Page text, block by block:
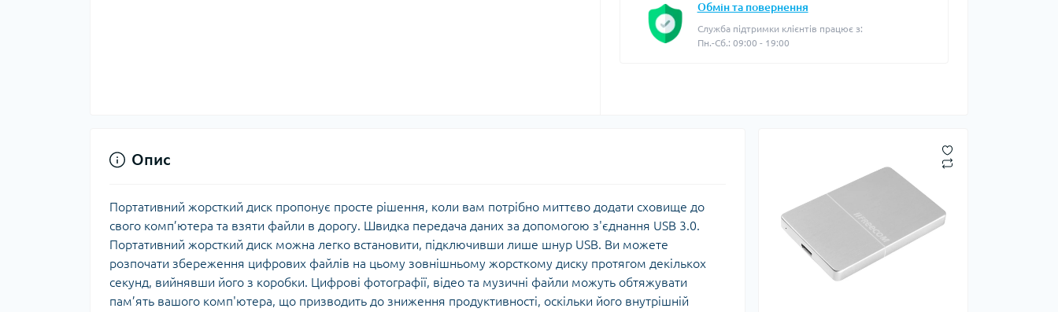
Обмін та повернення
Служба підтримки клієнтів працює з:
Пн.-Сб.: 09:00 - 19:00
Опис
Портативний жорсткий диск пропонує просте рішення, коли вам потрібно миттєво додати сховище до
свого комп’ютера та взяти файли в дорогу. Швидка передача даних за допомогою з'єднання USB 3.0.
Портативний жорсткий диск можна легко встановити, підключивши лише шнур USB. Ви можете
розпочати збереження цифрових файлів на цьому зовнішньому жорсткому диску протягом декількох
секунд, вийнявши його з коробки. Цифрові фотографії, відео та музичні файли можуть обтяжувати
пам’ять вашого комп'ютера, що призводить до зниження продуктивності, оскільки його внутрішній